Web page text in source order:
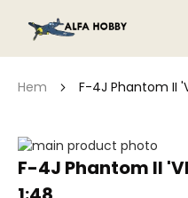
Hem F-4J Phantom II
F-4J Phantom II
Hoppa
till
Hoppa